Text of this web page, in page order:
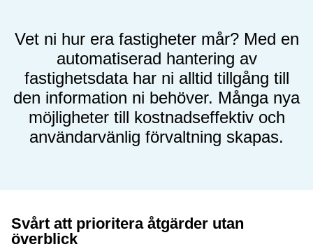
Vet ni hur era fastigheter mår? Med en
automatiserad hantering av
fastighetsdata har ni alltid tillgång till
den information ni behöver. Många nya
möjligheter till kostnadseffektiv och
användarvänlig förvaltning skapas.
Svårt att prioritera åtgärder utan
överblick